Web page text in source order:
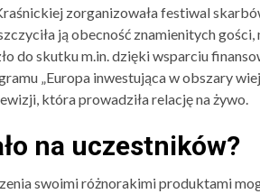
zorganizowała festiwal
ją obecność znamienitych
do skutku m.in. dzięki wsparciu
„Europa inwestująca w obszary
która prowadziła relację na żywo.
na uczestników?
swoimi różnorakimi produktami